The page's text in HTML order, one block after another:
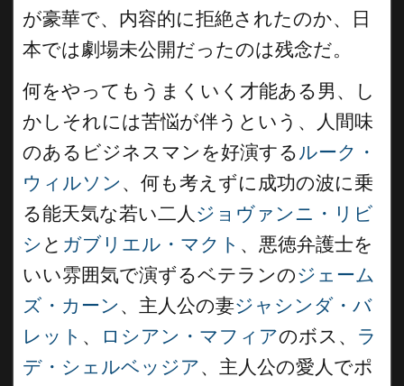
が豪華で、内容的に拒絶されたのか、日
本では劇場未公開だったのは残念だ。
何をやってもうまくいく才能ある男、し
かしそれには苦悩が伴うという、人間味
のあるビジネスマンを好演するルーク・
ウィルソン 、何も考えずに成功の波に乗
る能天気な若い二人 ジョヴァンニ・リビ
シ と ガブリエル・マクト 、悪徳弁護士を
いい雰囲気で演ずるベテランのジェーム
ズ・カーン 、主人公の妻ジャシンダ・バ
レット 、 ロシアン・マフィアのボス、 ラ
デ・シェルベッジア、主人公の愛人でポ